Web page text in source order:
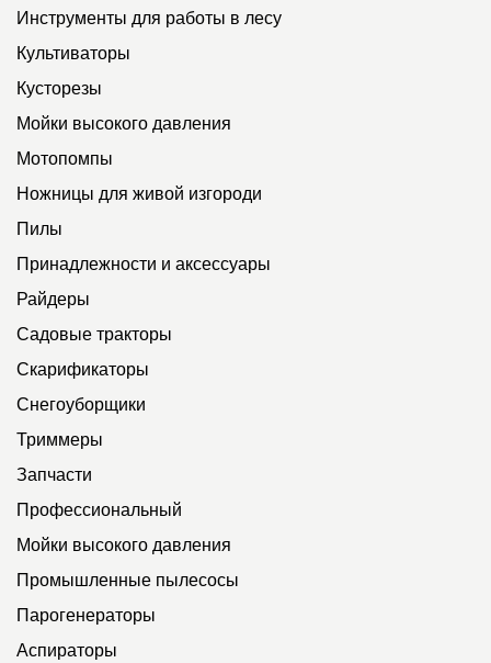
Инструменты для работы в лесу
Культиваторы
Кусторезы
Мойки высокого давления
Мотопомпы
Ножницы для живой изгороди
Пилы
Принадлежности и аксессуары
Райдеры
Садовые тракторы
Скарификаторы
Снегоуборщики
Триммеры
Запчасти
Профессиональный
Мойки высокого давления
Промышленные пылесосы
Парогенераторы
Аспираторы